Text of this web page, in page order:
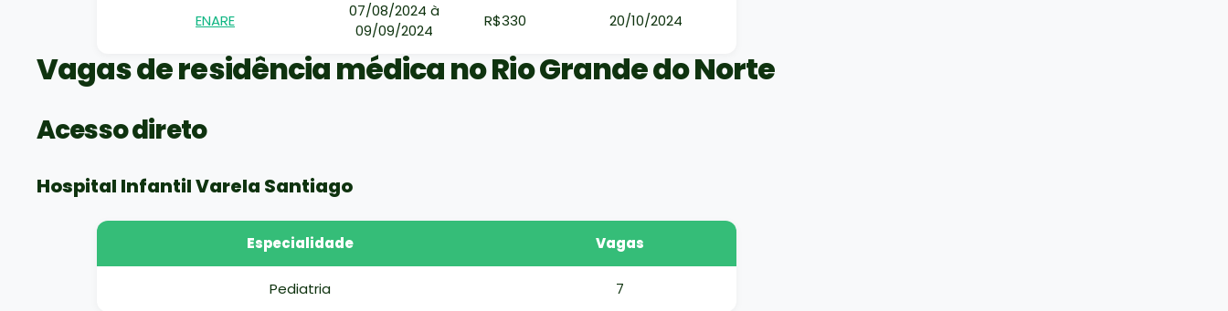
ENARE
07/08/2024 à
09/09/2024
R$330 20/10/2024
Vagas de residência médica no Rio Grande do Norte
Acesso direto
Hospital Infantil Varela Santiago
Especialidade Vagas
Pediatria 7